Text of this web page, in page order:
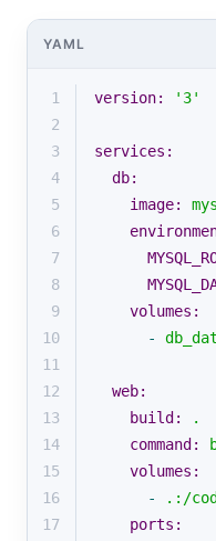
YAML
1 version:
'3'
2
3
services:
4
db:
5
image:
6
7
8
9
volumes:
10
-
11
12
web:
13
build:
.
14
command:
15
volumes:
16
-
.:/
17
ports: